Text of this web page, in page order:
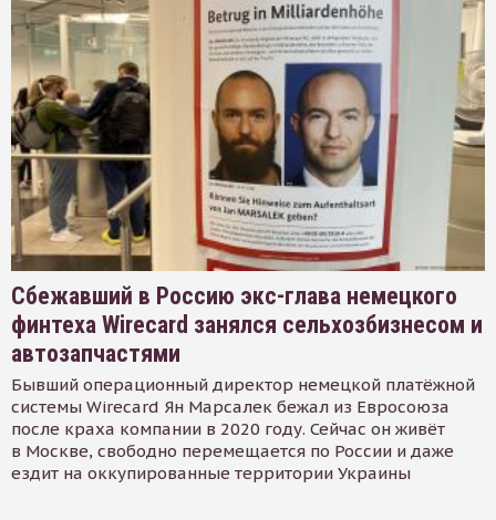
Сбежавший в Россию экс-глава немецкого
финтеха Wirecard занялся сельхозбизнесом и
автозапчастями
Бывший операционный директор немецкой платёжной
системы Wirecard Ян Марсалек бежал из Евросоюза
после краха компании в 2020 году. Сейчас он живёт
в Москве, свободно перемещается по России и даже
ездит на оккупированные территории Украины